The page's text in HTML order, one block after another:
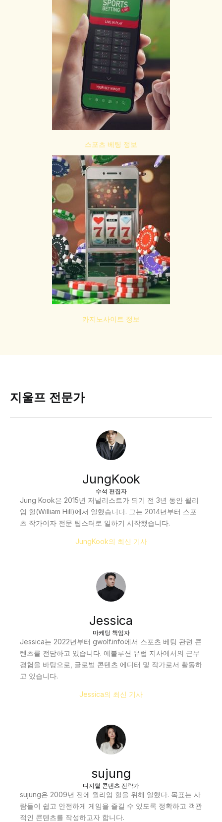
스포츠 베팅 정보
카지노사이트 정보
지울프 전문가
JungKook
수석 편집자
Jung Kook은 2015년 저널리스트가 되기 전 3년 동안 윌리
엄 힐(William Hill)에서 일했습니다. 그는 2014년부터 스포
츠 작가이자 전문 팁스터로 일하기 시작했습니다.
JungKook의 최신 기사
Jessica
마케팅 책임자
Jessica는 2022년부터 gwolf.info에서 스포츠 베팅 관련 콘
텐츠를 전담하고 있습니다. 에볼루션 유럽 지사에서의 근무
경험을 바탕으로, 글로벌 콘텐츠 에디터 및 작가로서 활동하
고 있습니다.
Jessica의 최신 기사
sujung
디지털 콘텐츠 전략가
sujung은 2009년 전에 윌리엄 힐을 위해 일했다. 목표는 사
람들이 쉽고 안전하게 게임을 즐길 수 있도록 정확하고 객관
적인 콘텐츠를 작성하고자 합니다.